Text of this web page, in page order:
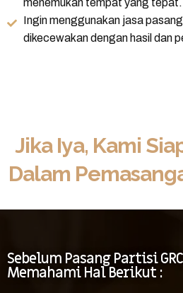
menemukan tempat yang tepat.
Ingin menggunakan jasa
dikecewakan dengan hasil dan
Jika Iya, Kami
Dalam
Sebelum Pasang Partisi
Memahami Hal Berikut :